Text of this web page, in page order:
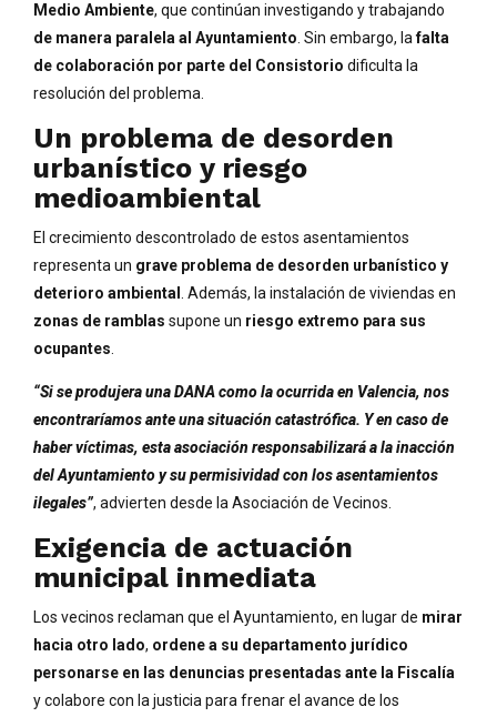
Medio Ambiente, que continúan investigando y trabajando
de manera paralela al Ayuntamiento . Sin embargo, lafalta
de colaboración por parte del Consistorio dificulta la
resolución del problema.
Un problema de desorden
urbanístico y riesgo
medioambiental
El crecimiento descontrolado de estos asentamientos
representa un grave problema de desorden urbanístico y
deterioro ambiental . Además, la instalación de viviendas en
zonas de ramblas supone un riesgo extremo para sus
ocupantes.
“Si se produjera una DANA como la ocurrida en Valencia, nos
encontraríamos ante una situación catastrófica. Y en caso de
haber víctimas, esta asociación responsabilizará a la inacción
del Ayuntamiento y su permisividad con los asentamientos
ilegales”, advierten desde la Asociación de Vecinos.
Exigencia de actuación
municipal inmediata
Los vecinos reclaman que el Ayuntamiento, en lugar de mirar
hacia otro lado, ordene a su departamento jurídico
personarse en las denuncias presentadas ante la Fiscalía
y colabore con la justicia para frenar el avance de los